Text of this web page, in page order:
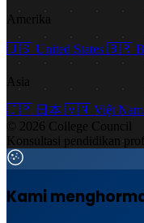
Amerika
🇺🇸 United States 🇧🇷
Asia
🇯🇵 日本 🇻🇳 Việt Nam
© 2026 College Council
Konsultasi pendidikan
Kami